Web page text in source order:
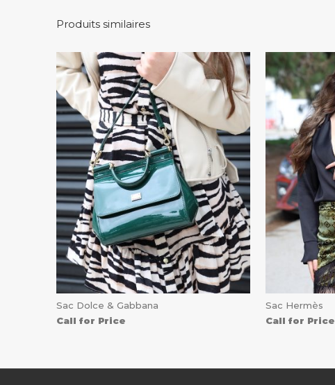
Produits similaires
Sac Dolce & Gabbana
Call for Price
Sac Hermès
Call for Price